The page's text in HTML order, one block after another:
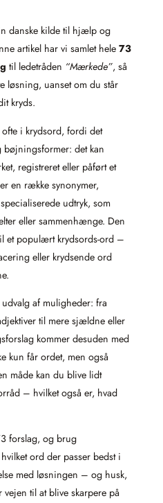
danske kilde til hjælp og
artikel har vi samlet hele 73
til ledetråden “Mærkede”, så
løsning, uanset om du står
kryds.
i krydsord, fordi det
det kan
registreret eller påført et
en række synonymer,
udtryk, som
eller sammenhænge. Den
et populært krydsords-ord –
eller krydsende ord
af muligheder: fra
til mere sjældne eller
kommer desuden med
kun får ordet, men også
måde kan du blive lidt
– hvilket også er, hvad
forslag, og brug
ord der passer bedst i
med løsningen – og husk,
til at blive skarpere på